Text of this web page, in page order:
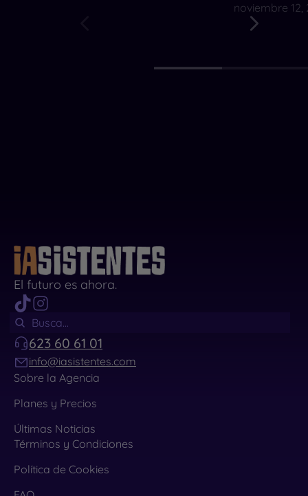
noviembre 12,
El futuro es ahora.
623 60 61 01
info@iasistentes.com
Sobre la Agencia
Planes y Precios
Últimas Noticias
Términos y Condiciones
Política de Cookies